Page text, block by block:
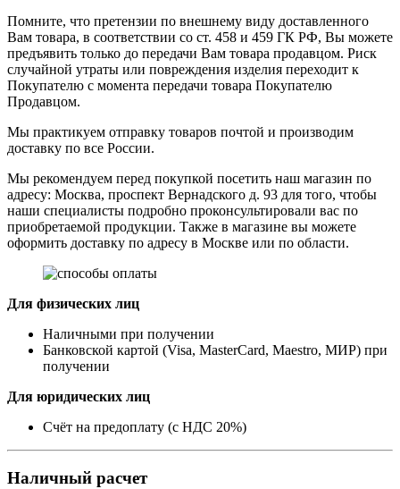
Помните, что претензии по внешнему виду доставленного
Вам товара, в соответствии со ст. 458 и 459 ГК РФ, Вы можете
предъявить только до передачи Вам товара продавцом. Риск
случайной утраты или повреждения изделия переходит к
Покупателю с момента передачи товара Покупателю
Продавцом.
Мы практикуем отправку товаров почтой и производим
доставку по все России.
Мы рекомендуем перед покупкой посетить наш магазин по
адресу: Москва, проспект Вернадского д. 93 для того, чтобы
наши специалисты подробно проконсультировали вас по
приобретаемой продукции. Также в магазине вы можете
оформить доставку по адресу в Москве или по области.
Для физических лиц
Наличными при получении
Банковской картой (Visa, MasterCard, Maestro, МИР) при
получении
Для юридических лиц
Счёт на предоплату (с НДС 20%)
Наличный расчет